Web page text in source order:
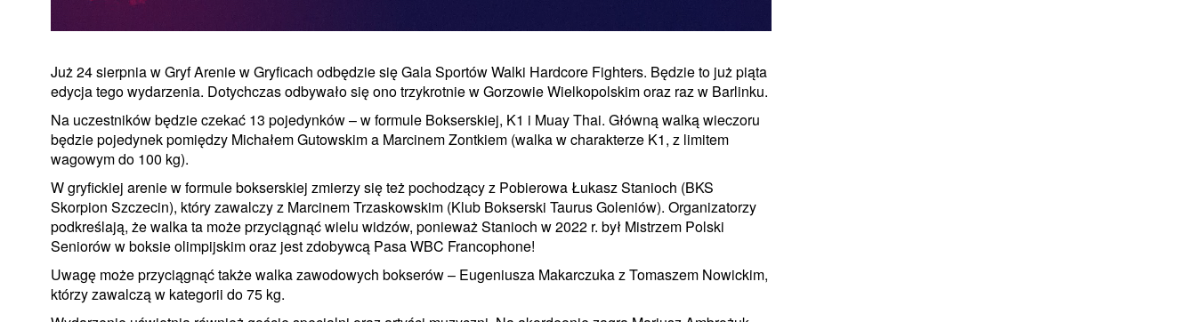
Unmute
Już 24 sierpnia w Gryf Arenie w Gryficach odbędzie się Gala Sportów Walki Hardcore Fighters. Będzie to już piąta
edycja tego wydarzenia. Dotychczas odbywało się ono trzykrotnie w Gorzowie Wielkopolskim oraz raz w Barlinku.
Na uczestników będzie czekać 13 pojedynków – w formule Bokserskiej, K1 i Muay Thai. Główną walką wieczoru
będzie pojedynek pomiędzy Michałem Gutowskim a Marcinem Zontkiem (walka w charakterze K1, z limitem
wagowym do 100 kg).
W gryfickiej arenie w formule bokserskiej zmierzy się też pochodzący z Pobierowa Łukasz Stanioch (BKS
Skorpion Szczecin), który zawalczy z Marcinem Trzaskowskim (Klub Bokserski Taurus Goleniów). Organizatorzy
podkreślają, że walka ta może przyciągnąć wielu widzów, ponieważ Stanioch w 2022 r. był Mistrzem Polski
Seniorów w boksie olimpijskim oraz jest zdobywcą Pasa WBC Francophone!
Uwagę może przyciągnąć także walka zawodowych bokserów – Eugeniusza Makarczuka z Tomaszem Nowickim,
którzy zawalczą w kategorii do 75 kg.